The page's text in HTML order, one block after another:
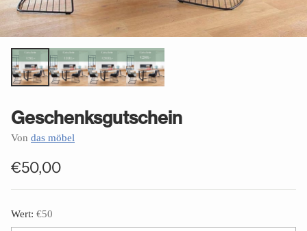
Geschenksgutschein
Von das möbel
Normaler
€50,00
Wert: €50